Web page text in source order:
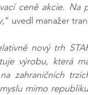
ceně akcie.
“ uvedl manažer
nový trh
výrobu, která
zahraničních
mimo